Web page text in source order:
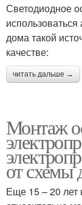
Светодиодное
дома такой
качестве:
читать дальше →
Монтаж
от схемы
Еще 15 – 20 лет